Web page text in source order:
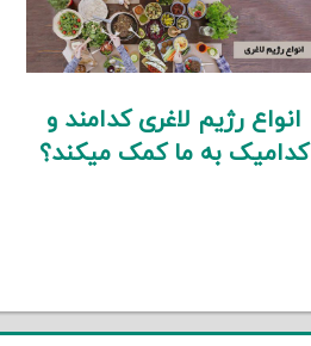
انواع رژیم لاغری کدامند و
کدامیک به ما کمک میکند؟